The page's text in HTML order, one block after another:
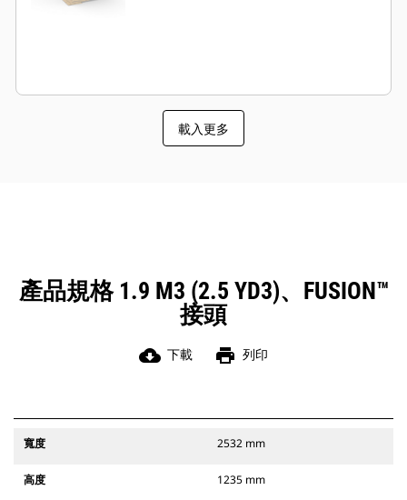
載入更多
產品規格 1.9 M3 (2.5 YD3)、FUSION™
接頭
cloud_download 下載 print 列印
寬度 2532 mm
高度 1235 mm